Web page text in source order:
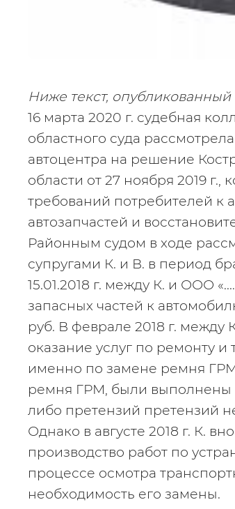
Ниже текст, опубликованный
16 марта 2020 г. судебная
областного суда
автоцентра на решение
области от 27 ноября 2019
требований потребителей к
автозапчастей и
Районным судом в ходе
супругами К. и В. в период
15.01.2018 г. между К. и ООО
запасных частей к
руб. В феврале 2018 г. между
оказание услуг по ремонту
именно по замене ремня
ремня ГРМ, были выполнены
либо претензий претензий
Однако в августе 2018 г. К.
производство работ по
процессе осмотра
необходимость его замены.